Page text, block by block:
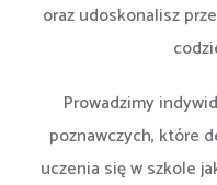
oraz udoskonalisz
Prowadzimy
poznawczych, które
uczenia się w szkole